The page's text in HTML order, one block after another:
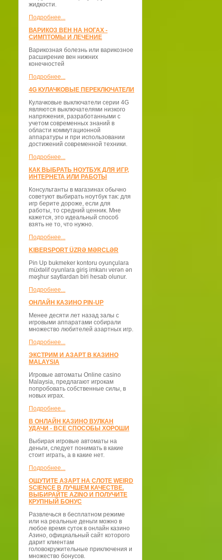
жидкости.
Подробнее...
ВАРИКОЗ ВЕН НА НОГАХ -
СИМПТОМЫ И ЛЕЧЕНИЕ
Варикозная болезнь или варикозное
расширение вен нижних
конечностей
Подробнее...
4G КУЛАЧКОВЫЕ ПЕРЕКЛЮЧАТЕЛИ
Кулачковые выключатели серии 4G
являются выключателями низкого
напряжения, разработанными с
учетом современных знаний в
области коммутационной
аппаратуры и при использовании
достижений современной техники.
Подробнее...
КАК ВЫБРАТЬ НОУТБУК ДЛЯ ИГР,
ИНТЕРНЕТА ИЛИ РАБОТЫ
Консультанты в магазинах обычно
советуют выбирать ноутбук так: для
игр берите дороже, если для
работы, то средний ценник. Мне
кажется, это идеальный способ
взять не то, что нужно.
Подробнее...
KIBERSPORT ÜZRƏ MƏRCLƏR
Pin Up bukmeker kontoru oyunçulara
müxtəlif oyunlara giriş imkanı verən ən
məşhur saytlardan biri hesab olunur.
Подробнее...
ОНЛАЙН КАЗИНО PIN-UP
Менее десяти лет назад залы с
игровыми аппаратами собирали
множество любителей азартных игр.
Подробнее...
ЭКСТРИМ И АЗАРТ В КАЗИНО
MALAYSIA
Игровые автоматы Online casino
Malaysia, предлагают игрокам
попробовать собственные силы, в
новых играх.
Подробнее...
В ОНЛАЙН КАЗИНО ВУЛКАН
УДАЧИ - ВСЕ СПОСОБЫ ХОРОШИ
Выбирая игровые автоматы на
деньги, следует понимать в какие
стоит играть, а в какие нет.
Подробнее...
ОЩУТИТЕ АЗАРТ НА СЛОТЕ WEIRD
SCIENCE В ЛУЧШЕМ КАЧЕСТВЕ.
ВЫБИРАЙТЕ AZINO И ПОЛУЧИТЕ
КРУПНЫЙ БОНУС
Развлечься в бесплатном режиме
или на реальные деньги можно в
любое время суток в онлайн казино
Азино, официальный сайт которого
дарит клиентам
головокружительные приключения и
множество бонусов.